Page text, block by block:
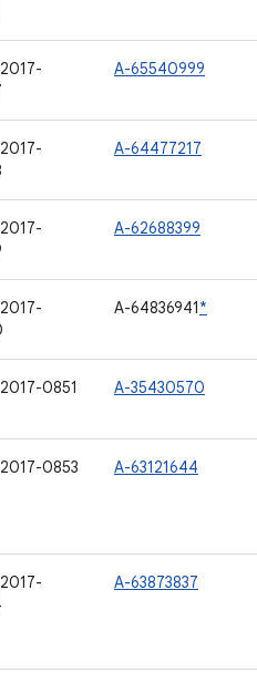
A-65540999
A-64477217
A-62688399
A-64836941*
0851 A-35430570
0853 A-63121644
A-63873837